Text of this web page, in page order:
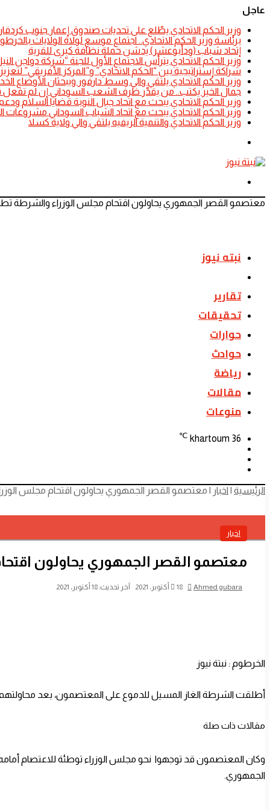
عاجل
​وزير الحكم الاتحادي يطّلع على تحديات صندوق إعمار جنوب
​برئاسة وزير الحكم الاتحادي.. اجتماع موسع لولاة الولايات
إتحاد شباب (ودأبوعشر) يدشن حملة نظافة كبرى للقرية
وزير الحكم الاتحادي يترأس الاجتماع الأول للجنة “شركة دواجن
شراكة إستراتيجية بين “الحكم الاتحادي” و”المركز الأفريقي” لتعزيز
​وزير الحكم الاتحادي يلتقي والي وسط دارفور ويبحثان الأوضاع
جمال الخير يكتب.. من يقدِّر ظرف الشعب السوداني إن لم تفعل
​وزير الحكم الاتحادي يبحث مع اتحاد جبال النوبة قضايا السلام
​وزير الحكم الاتحادي يبحث مع اتحاد الشباب السوداني مشروعات
​وزير الحكم الاتحادي والتنمية الريفيه يلتقي والي ولاية كسلا
معتصمو القصر الجمهوري يحاولون اقتحام مجلس الوزراء والشرطة
نبته نيوز
تقارير
تحقيقات
حوارات
حوادث
رياضة
مقالات
منوعات
khartoum 36
℃
الرئيسية | اخبار | معتصمو القصر الجمهوري يحاولون اقتحام مجلس
اخبار
معتصمو القصر الجمهوري يحاولون
Ahmed gubara
أرسل
18 أكتوبر، 2021 آخر تحديث: 18 أكتوبر، 2021
الخرطوم : نبتة نيوز
أطلقت الشرطة الغاز المسيل للدموع على المعتصمون، بعد محاولتهم
مقالات ذات صلة
وكان المعتصمون قد توجهوا نحو مجلس الوزراء توطئة للاعتصام
الجمهوري.
إتحاد شباب (ودأبوعشر) يدشن حملة نظافة كبرى للقرية